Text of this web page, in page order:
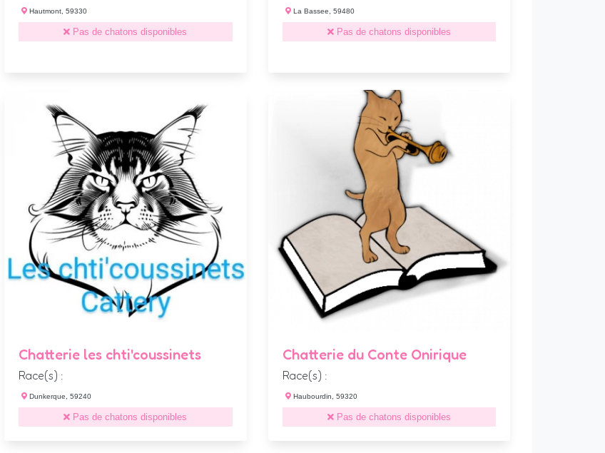
Hautmont, 59330
Pas de chatons disponibles
La Bassee, 59480
Pas de chatons disponibles
Chatterie les chti'coussinets
Race(s) :
Dunkerque, 59240
Pas de chatons disponibles
Chatterie du Conte Onirique
Race(s) :
Haubourdin, 59320
Pas de chatons disponibles